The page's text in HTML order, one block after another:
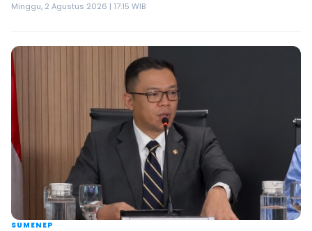
Minggu, 2 Agustus 2026 | 17:15 WIB
SUMENEP